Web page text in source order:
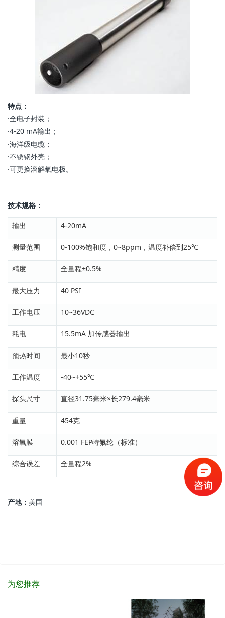
特点：
·全电子封装；
·4-20 mA输出；
·海洋级电缆；
·不锈钢外壳；
·可更换溶解氧电极。
技术规格：
输出 4-20mA
测量范围 0-100%饱和度，0~8ppm，温度补偿到25℃
精度 全量程±0.5%
最大压力 40 PSI
工作电压 10~36VDC
耗电 15.5mA 加传感器输出
预热时间 最小10秒
工作温度 -40~+55℃
探头尺寸 直径31.75毫米×长279.4毫米
重量 454克
溶氧膜 0.001 FEP特氟纶（标准）
综合误差 全量程2%
产地： 美国
为您推荐